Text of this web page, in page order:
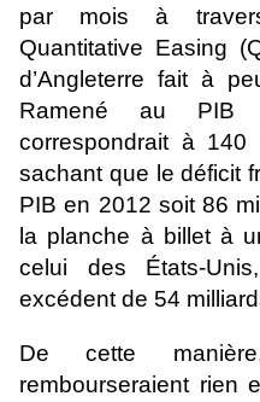
par mois à
Quantitative Easing
d’Angleterre fait à
Ramené au
correspondrait à 140
sachant que le déficit
PIB en 2012 soit 86
la planche à billet à
celui des États-
excédent de 54
De cette
rembourseraient rien